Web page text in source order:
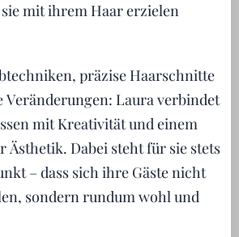
mit ihrem Haar erzielen
präzise Haarschnitte
Veränderungen: Laura verbindet
mit Kreativität und einem
Ästhetik. Dabei steht für sie stets
– dass sich ihre Gäste nicht
sondern rundum wohl und